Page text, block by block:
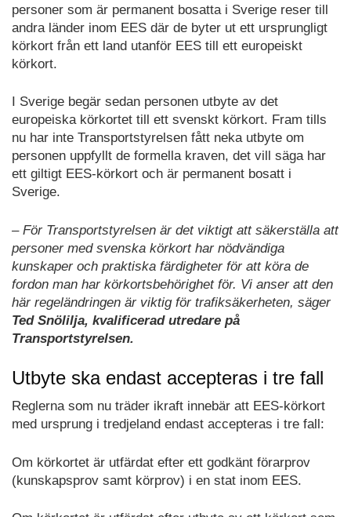
personer som är permanent bosatta i Sverige reser till
andra länder inom EES där de byter ut ett ursprungligt
körkort från ett land utanför EES till ett europeiskt
körkort.
I Sverige begär sedan personen utbyte av det
europeiska körkortet till ett svenskt körkort. Fram tills
nu har inte Transportstyrelsen fått neka utbyte om
personen uppfyllt de formella kraven, det vill säga har
ett giltigt EES-körkort och är permanent bosatt i
Sverige.
– För Transportstyrelsen är det viktigt att säkerställa att
personer med svenska körkort har nödvändiga
kunskaper och praktiska färdigheter för att köra de
fordon man har körkortsbehörighet för. Vi anser att den
här regeländringen är viktig för trafiksäkerheten, säger
Ted Snölilja, kvalificerad utredare på
Transportstyrelsen.
Utbyte ska endast accepteras i tre fall
Reglerna som nu träder ikraft innebär att EES-körkort
med ursprung i tredjeland endast accepteras i tre fall:
Om körkortet är utfärdat efter ett godkänt förarprov
(kunskapsprov samt körprov) i en stat inom EES.